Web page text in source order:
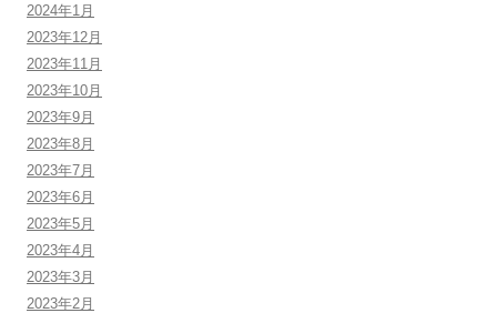
2024年1月
2023年12月
2023年11月
2023年10月
2023年9月
2023年8月
2023年7月
2023年6月
2023年5月
2023年4月
2023年3月
2023年2月